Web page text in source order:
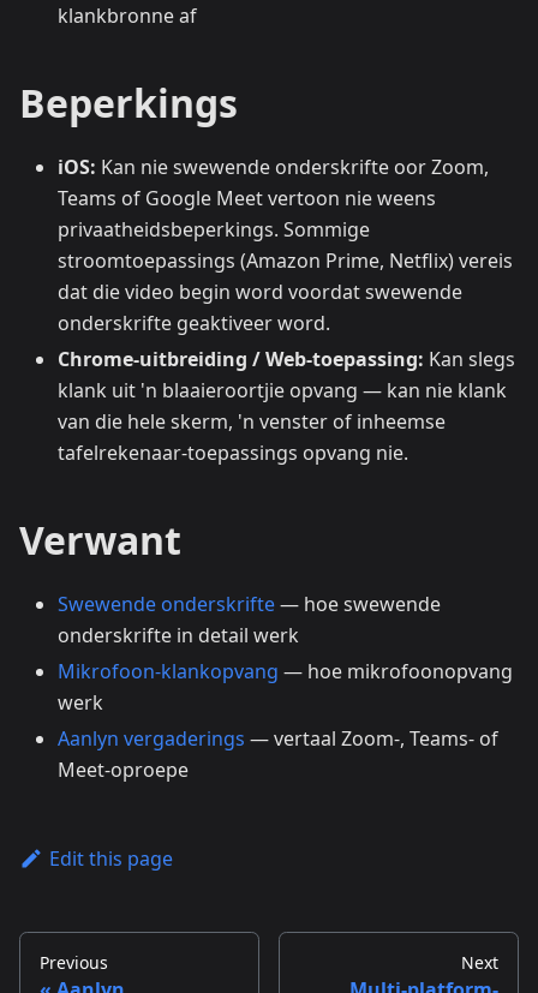
klankbronne af
Beperkings
iOS: Kan nie swewende onderskrifte oor Zoom,
Teams of Google Meet vertoon nie weens
privaatheidsbeperkings. Sommige
stroomtoepassings (Amazon Prime, Netflix) vereis
dat die video begin word voordat swewende
onderskrifte geaktiveer word.
Chrome-uitbreiding / Web-toepassing: Kan slegs
klank uit 'n blaaieroortjie opvang — kan nie klank
van die hele skerm, 'n venster of inheemse
tafelrekenaar-toepassings opvang nie.
Verwant
Swewende onderskrifte— hoe swewende
onderskrifte in detail werk
Mikrofoon-klankopvang — hoe mikrofoonopvang
werk
Aanlyn vergaderings — vertaal Zoom-, Teams- of
Meet-oproepe
Edit this page
Previous Next